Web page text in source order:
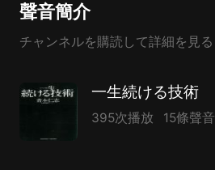
聲音簡介
チャンネルを購読して詳細を見る
一生続ける技術
395次播放 15條聲音